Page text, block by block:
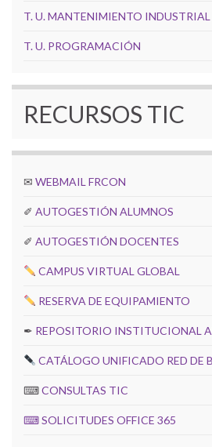
T. U. MANTENIMIENTO INDUSTRIAL
T. U. PROGRAMACIÓN
RECURSOS TIC
✉ WEBMAIL FRCON
✐ AUTOGESTIÓN ALUMNOS
✐ AUTOGESTIÓN DOCENTES
CAMPUS VIRTUAL GLOBAL
RESERVA DE EQUIPAMIENTO
✒ REPOSITORIO INSTITUCIONAL
CATÁLOGO UNIFICADO RED DE
⌨CONSULTAS TIC
⌨SOLICITUDES OFFICE 365